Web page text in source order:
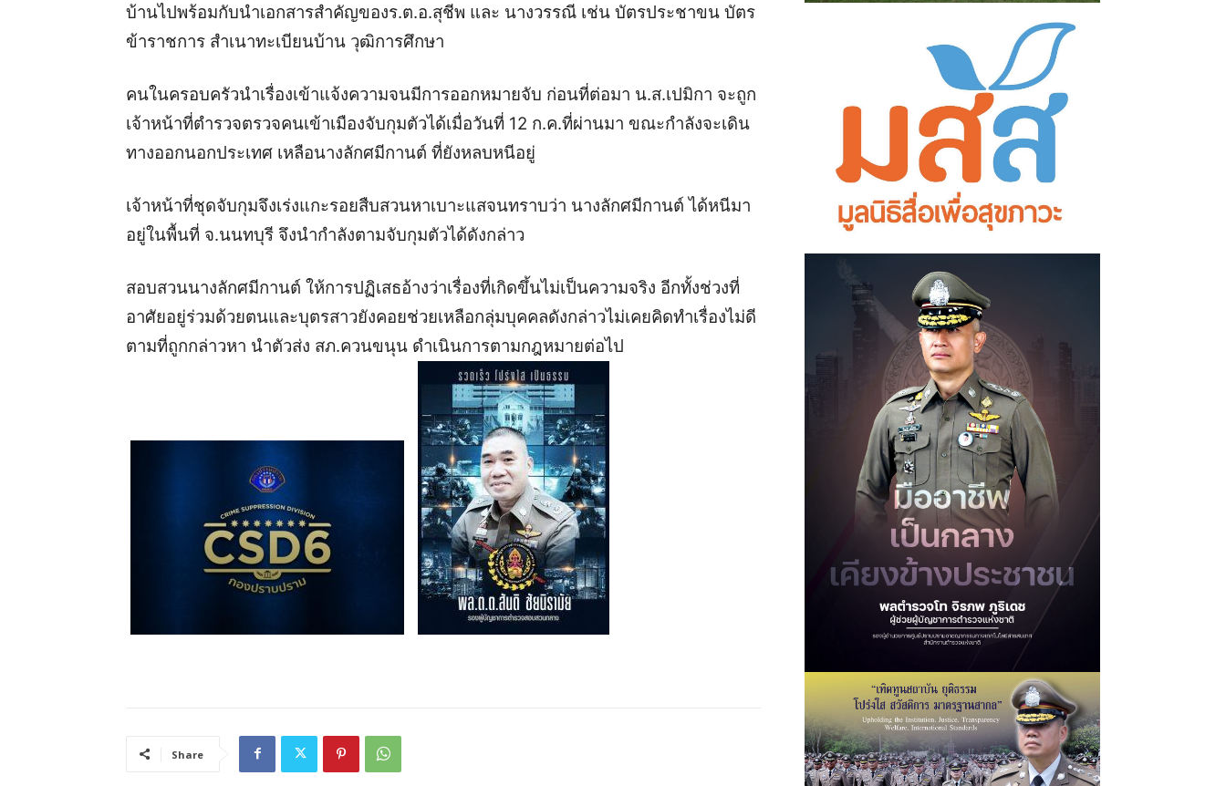
บ้านไปพร้อมกับนำเอกสารสำคัญของร.ต.อ.สุชีพ และ นางวรรณี เช่น บัตรประชาขน บัตร
ข้าราชการ สำเนาทะเบียนบ้าน วุฒิการศึกษา
คนในครอบครัวนำเรื่องเข้าแจ้งความจนมีการออกหมายจับ ก่อนที่ต่อมา น.ส.เปมิกา จะถูก
เจ้าหน้าที่ตำรวจตรวจคนเข้าเมืองจับกุมตัวได้เมื่อวันที่ 12 ก.ค.ที่ผ่านมา ขณะกำลังจะเดิน
ทางออกนอกประเทศ เหลือนางลักศมีกานต์ ที่ยังหลบหนีอยู่
เจ้าหน้าที่ชุดจับกุมจึงเร่งแกะรอยสืบสวนหาเบาะแสจนทราบว่า นางลักศมีกานต์ ได้หนีมา
อยู่ในพื้นที่ จ.นนทบุรี จึงนำกำลังตามจับกุมตัวได้ดังกล่าว
สอบสวนนางลักศมีกานต์ ให้การปฏิเสธอ้างว่าเรื่องที่เกิดขึ้นไม่เป็นความจริง อีกทั้งช่วงที่
อาศัยอยู่ร่วมด้วยตนและบุตรสาวยังคอยช่วยเหลือกลุ่มบุคคลดังกล่าวไม่เคยคิดทำเรื่องไม่ดี
ตามที่ถูกกล่าวหา นำตัวส่ง สภ.ควนขนุน ดำเนินการตามกฎหมายต่อไป
Share